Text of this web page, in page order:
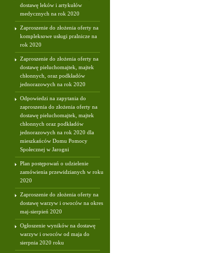
dostawę leków i artykułów
medycznych na rok 2020
Zaproszenie do złożenia oferty na
kompleksowe usługi pralnicze na
rok 2020
Zaproszenie do złożenia oferty na
dostawę pieluchomajtek, majtek
chłonnych, oraz podkładów
jednorazowych na rok 2020
Odpowiedzi na zapytania do
zaproszenia do złożenia oferty na
dostawę pieluchomajtek, majtek
chłonnych oraz podkładów
jednorazowych na rok 2020 dla
mieszkańców Domu Pomocy
Społecznej w Jarogni
Plan postępowań o udzielenie
zamówienia przewidzianych w roku
2020
Zaproszenie do złożenia oferty na
dostawę warzyw i owoców na okres
maj-sierpień 2020
Ogłoszenie wyników na dostawę
warzyw i owoców od maja do
sierpnia 2020 roku